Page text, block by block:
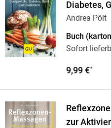
Diabetes,
Andrea Pölt
Buch
Sofort
9,99 €*
zur